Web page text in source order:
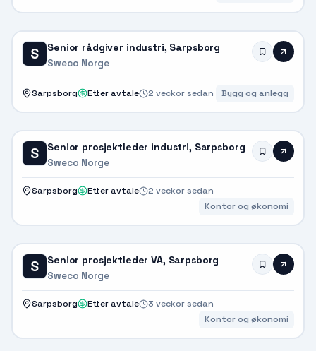
S Senior rådgiver industri, Sarpsborg
Sweco Norge
Sarpsborg Etter avtale 2 veckor sedan Bygg og anlegg
S Senior prosjektleder industri, Sarpsborg
Sweco Norge
Sarpsborg Etter avtale
2 veckor sedan
Kontor og økonomi
S Senior prosjektleder VA, Sarpsborg
Sweco Norge
Sarpsborg Etter avtale
3 veckor sedan
Kontor og økonomi